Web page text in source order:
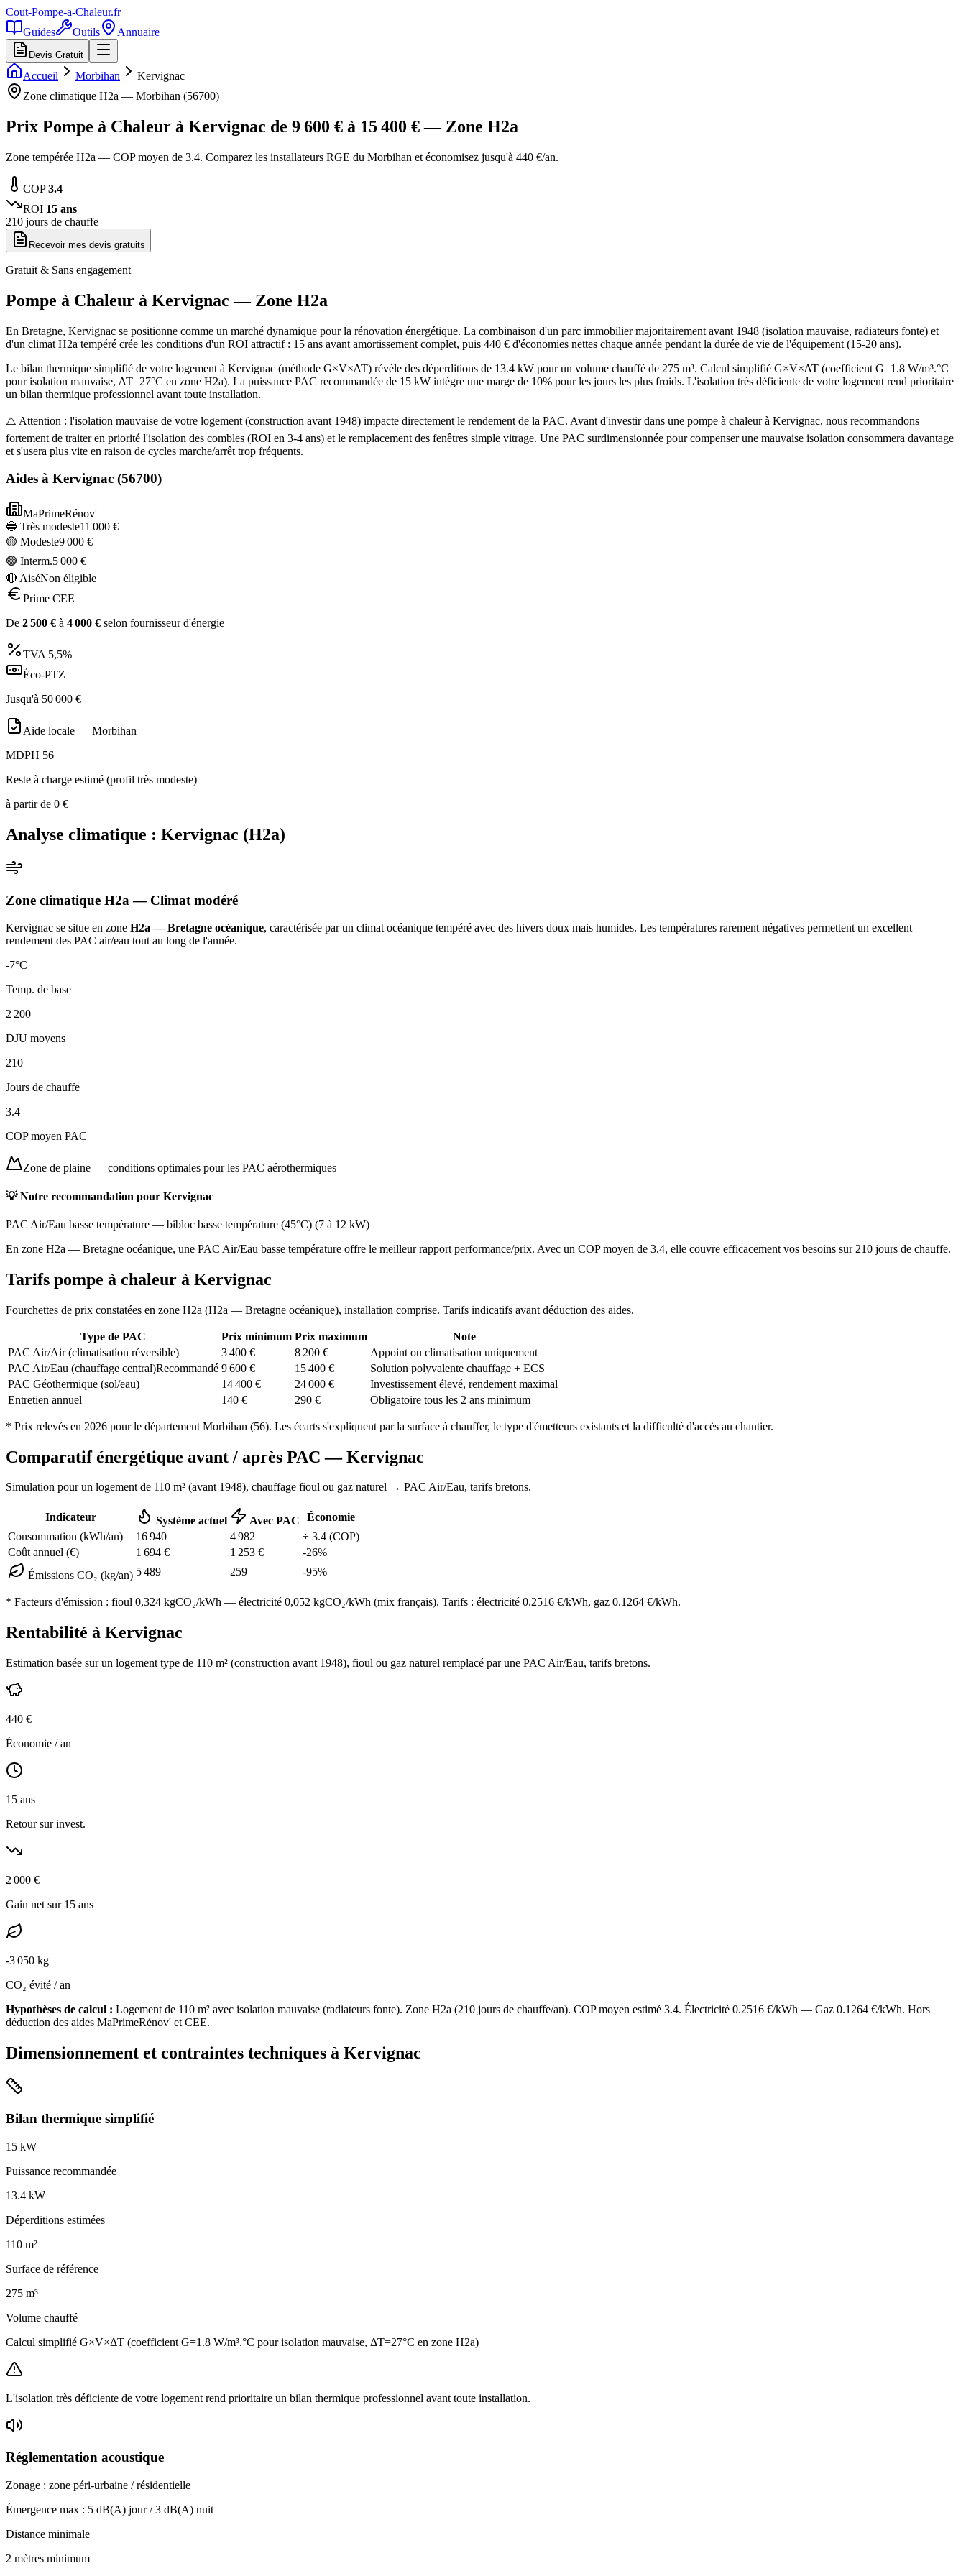
Cout-Pompe-a-Chaleur.fr
Guides
Outils Annuaire
Devis Gratuit
Accueil Morbihan
Kervignac
Zone climatique H2a — Morbihan (56700)
Prix Pompe à Chaleur à Kervignac de 9 600 € à 15 400 € — Zone H2a
Zone tempérée H2a — COP moyen de 3.4. Comparez les installateurs RGE du Morbihan et économisez jusqu'à 440 €/an.
COP3.4
ROI 15 ans
210 jours de chauffe
Recevoir mes devis gratuits
Gratuit & Sans engagement
Pompe à Chaleur à Kervignac — Zone H2a
En Bretagne, Kervignac se positionne comme un marché dynamique pour la rénovation énergétique. La combinaison d'un parc immobilier majoritairement avant 1948 (isolation mauvaise, radiateurs fonte) et
d'un climat H2a tempéré crée les conditions d'un ROI attractif : 15 ans avant amortissement complet, puis 440 € d'économies nettes chaque année pendant la durée de vie de l'équipement (15-20 ans).
Le bilan thermique simplifié de votre logement à Kervignac (méthode G×V×ΔT) révèle des déperditions de 13.4 kW pour un volume chauffé de 275 m³. Calcul simplifié G×V×ΔT (coefficient G=1.8 W/m³.°C
pour isolation mauvaise, ΔT=27°C en zone H2a). La puissance PAC recommandée de 15 kW intègre une marge de 10% pour les jours les plus froids. L'isolation très déficiente de votre logement rend prioritaire
un bilan thermique professionnel avant toute installation.
⚠️ Attention : l'isolation mauvaise de votre logement (construction avant 1948) impacte directement le rendement de la PAC. Avant d'investir dans une pompe à chaleur à Kervignac, nous recommandons
fortement de traiter en priorité l'isolation des combles (ROI en 3-4 ans) et le remplacement des fenêtres simple vitrage. Une PAC surdimensionnée pour compenser une mauvaise isolation consommera davantage
et s'usera plus vite en raison de cycles marche/arrêt trop fréquents.
Aides à Kervignac (56700)
MaPrimeRénov'
🔵 Très modeste11 000 €
🟡 Modeste9 000 €
🟣 Interm.5 000 €
🔴 AiséNon éligible
Prime CEE
De 2 500 € à 4 000 € selon fournisseur d'énergie
TVA 5,5%
Éco-PTZ
Jusqu'à 50 000 €
Aide locale — Morbihan
MDPH 56
Reste à charge estimé (profil très modeste)
à partir de 0 €
Analyse climatique : Kervignac (H2a)
Zone climatique H2a — Climat modéré
Kervignac se situe en zone H2a — Bretagne océanique, caractérisée par un climat océanique tempéré avec des hivers doux mais humides. Les températures rarement négatives permettent un excellent
rendement des PAC air/eau tout au long de l'année.
-7°C
Temp. de base
2 200
DJU moyens
210
Jours de chauffe
3.4
COP moyen PAC
Zone de plaine — conditions optimales pour les PAC aérothermiques
💡 Notre recommandation pour Kervignac
PAC Air/Eau basse température — bibloc basse température (45°C) (7 à 12 kW)
En zone H2a — Bretagne océanique, une PAC Air/Eau basse température offre le meilleur rapport performance/prix. Avec un COP moyen de 3.4, elle couvre efficacement vos besoins sur 210 jours de chauffe.
Tarifs pompe à chaleur à Kervignac
Fourchettes de prix constatées en zone H2a (H2a — Bretagne océanique), installation comprise. Tarifs indicatifs avant déduction des aides.
Type de PAC Prix minimum Prix maximum
Note
PAC Air/Air (climatisation réversible)
3 400 € 8 200 €
Appoint ou climatisation uniquement
PAC Air/Eau (chauffage central)Recommandé 9 600 € 15 400 €
Solution polyvalente chauffage + ECS
PAC Géothermique (sol/eau)
14 400 € 24 000 €
Investissement élevé, rendement maximal
Entretien annuel
140 € 290 € Obligatoire tous les 2 ans minimum
* Prix relevés en 2026 pour le département Morbihan (56). Les écarts s'expliquent par la surface à chauffer, le type d'émetteurs existants et la difficulté d'accès au chantier.
Comparatif énergétique avant / après PAC —Kervignac
Simulation pour un logement de 110 m² (avant 1948), chauffage fioul ou gaz naturel → PAC Air/Eau, tarifs bretons.
Indicateur Système actuel Avec PAC
Économie
Consommation (kWh/an)
16 940 4 982 ÷ 3.4 (COP)
Coût annuel (€)
1 694 € 1 253 € -26%
Émissions CO₂ (kg/an) 5 489 259 -95%
* Facteurs d'émission : fioul 0,324 kgCO₂/kWh — électricité 0,052 kgCO₂/kWh (mix français). Tarifs : électricité 0.2516 €/kWh, gaz 0.1264 €/kWh.
Rentabilité à Kervignac
Estimation basée sur un logement type de 110 m² (construction avant 1948), fioul ou gaz naturel remplacé par une PAC Air/Eau, tarifs bretons.
440 €
Économie / an
15 ans
Retour sur invest.
2 000 €
Gain net sur 15 ans
-3 050 kg
CO₂ évité / an
Hypothèses de calcul : Logement de 110 m² avec isolation mauvaise (radiateurs fonte). Zone H2a (210 jours de chauffe/an). COP moyen estimé 3.4. Électricité 0.2516 €/kWh — Gaz 0.1264 €/kWh. Hors
déduction des aides MaPrimeRénov' et CEE.
Dimensionnement et contraintes techniques à Kervignac
Bilan thermique simplifié
15 kW
Puissance recommandée
13.4 kW
Déperditions estimées
110 m²
Surface de référence
275 m³
Volume chauffé
Calcul simplifié G×V×ΔT (coefficient G=1.8 W/m³.°C pour isolation mauvaise, ΔT=27°C en zone H2a)
L'isolation très déficiente de votre logement rend prioritaire un bilan thermique professionnel avant toute installation.
Réglementation acoustique
Zonage : zone péri-urbaine / résidentielle
Émergence max : 5 dB(A) jour /3 dB(A) nuit
Distance minimale
2 mètres minimum